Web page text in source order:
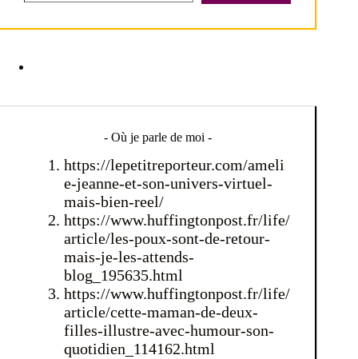
- Où je parle de moi -
https://lepetitreporteur.com/ameli
e-jeanne-et-son-univers-virtuel-
mais-bien-reel/
https://www.huffingtonpost.fr/life/
article/les-poux-sont-de-retour-
mais-je-les-attends-
blog_195635.html
https://www.huffingtonpost.fr/life/
article/cette-maman-de-deux-
filles-illustre-avec-humour-son-
quotidien_114162.html